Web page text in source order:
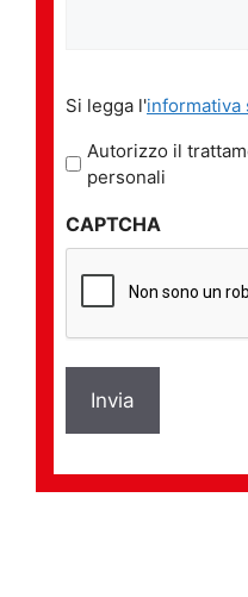
legga
l'informativa
sulla
*
Si legga l'informativa
Autorizzo il
personali
CAPTCHA